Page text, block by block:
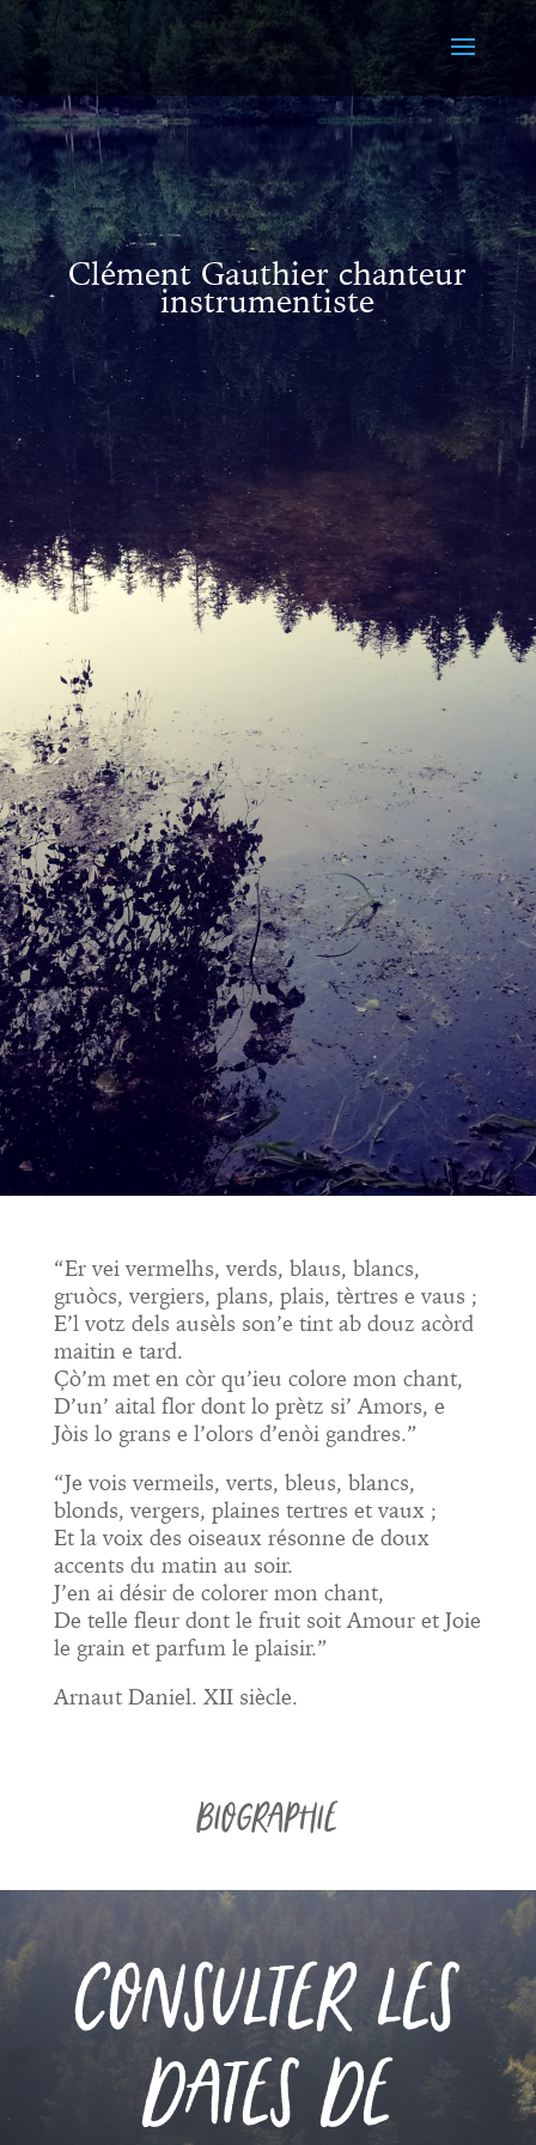
Clément Gauthier chanteur
instrumentiste
“Er vei vermelhs, verds, blaus, blancs,
gruòcs, vergiers, plans, plais, tèrtres e vaus ;
E’l votz dels ausèls son’e tint ab douz acòrd
maitin e tard.
Çò’m met en còr qu’ieu colore mon chant,
D’un’ aital flor dont lo prètz si’ Amors, e
Jòis lo grans e l’olors d’enòi gandres.”
“Je vois vermeils, verts, bleus, blancs,
blonds, vergers, plaines tertres et vaux ;
Et la voix des oiseaux résonne de doux
accents du matin au soir.
J’en ai désir de colorer mon chant,
De telle fleur dont le fruit soit Amour et Joie
le grain et parfum le plaisir.”
Arnaut Daniel. XII siècle.
BIOGRAPHIE
CONSULTER LES
DATES DE